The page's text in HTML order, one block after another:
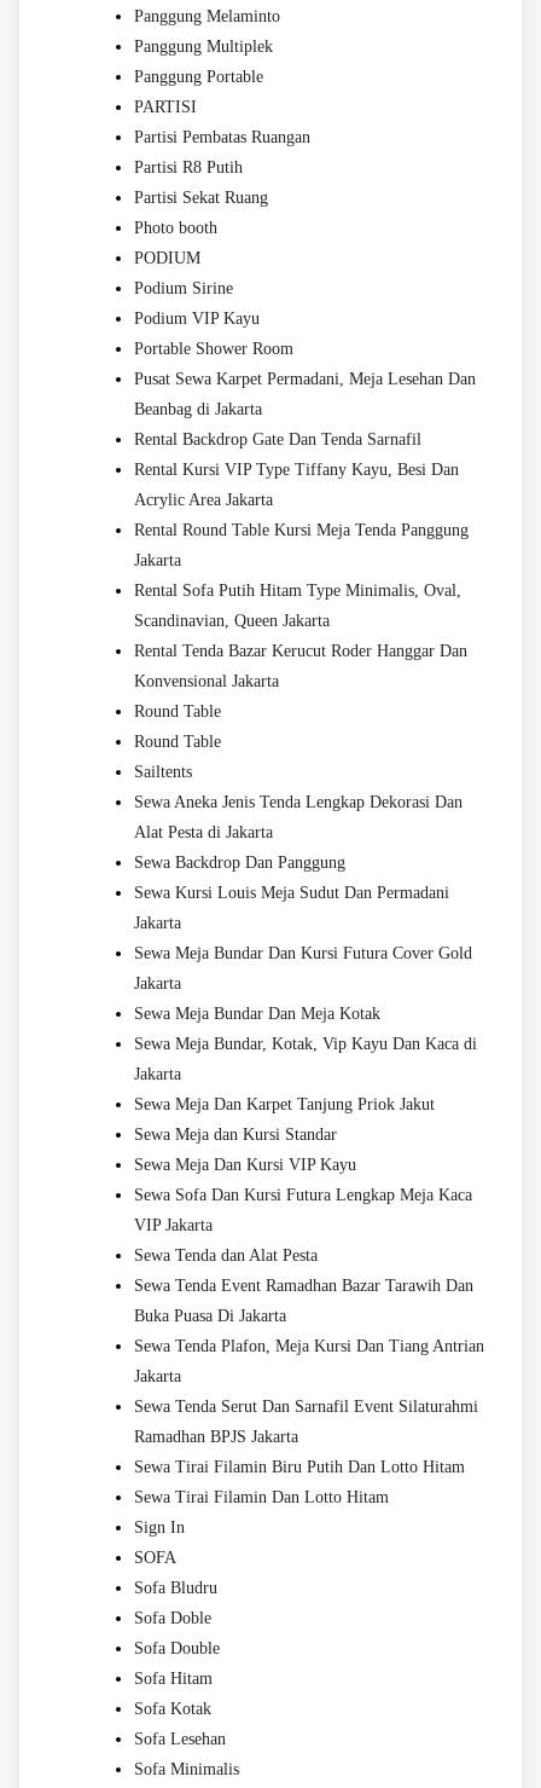
Panggung Melaminto
Panggung Multiplek
Panggung Portable
PARTISI
Partisi Pembatas Ruangan
Partisi R8 Putih
Partisi Sekat Ruang
Photo booth
PODIUM
Podium Sirine
Podium VIP Kayu
Portable Shower Room
Pusat Sewa Karpet Permadani, Meja Lesehan Dan
Beanbag di Jakarta
Rental Backdrop Gate Dan Tenda Sarnafil
Rental Kursi VIP Type Tiffany Kayu, Besi Dan
Acrylic Area Jakarta
Rental Round Table Kursi Meja Tenda Panggung
Jakarta
Rental Sofa Putih Hitam Type Minimalis, Oval,
Scandinavian, Queen Jakarta
Rental Tenda Bazar Kerucut Roder Hanggar Dan
Konvensional Jakarta
Round Table
Round Table
Sailtents
Sewa Aneka Jenis Tenda Lengkap Dekorasi Dan
Alat Pesta di Jakarta
Sewa Backdrop Dan Panggung
Sewa Kursi Louis Meja Sudut Dan Permadani
Jakarta
Sewa Meja Bundar Dan Kursi Futura Cover Gold
Jakarta
Sewa Meja Bundar Dan Meja Kotak
Sewa Meja Bundar, Kotak, Vip Kayu Dan Kaca di
Jakarta
Sewa Meja Dan Karpet Tanjung Priok Jakut
Sewa Meja dan Kursi Standar
Sewa Meja Dan Kursi VIP Kayu
Sewa Sofa Dan Kursi Futura Lengkap Meja Kaca
VIP Jakarta
Sewa Tenda dan Alat Pesta
Sewa Tenda Event Ramadhan Bazar Tarawih Dan
Buka Puasa Di Jakarta
Sewa Tenda Plafon, Meja Kursi Dan Tiang Antrian
Jakarta
Sewa Tenda Serut Dan Sarnafil Event Silaturahmi
Ramadhan BPJS Jakarta
Sewa Tirai Filamin Biru Putih Dan Lotto Hitam
Sewa Tirai Filamin Dan Lotto Hitam
Sign In
SOFA
Sofa Bludru
Sofa Doble
Sofa Double
Sofa Hitam
Sofa Kotak
Sofa Lesehan
Sofa Minimalis